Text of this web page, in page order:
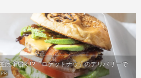
ばず届く!?「ロケットナウ」のデリバリーで
PR